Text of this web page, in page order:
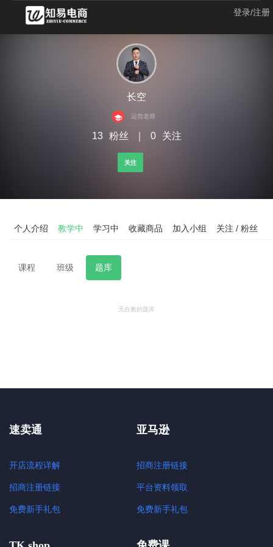
登录/注册
长空
运营老师
13 粉丝 0 关注
关注
个人介绍 教学中 学习中 收藏商品 加入小组 关注 / 粉丝
课程 班级 题库
无在教的题库
速卖通
开店流程详解
招商注册链接
免费新手礼包
亚马逊
招商注册链接
平台资料领取
免费新手礼包